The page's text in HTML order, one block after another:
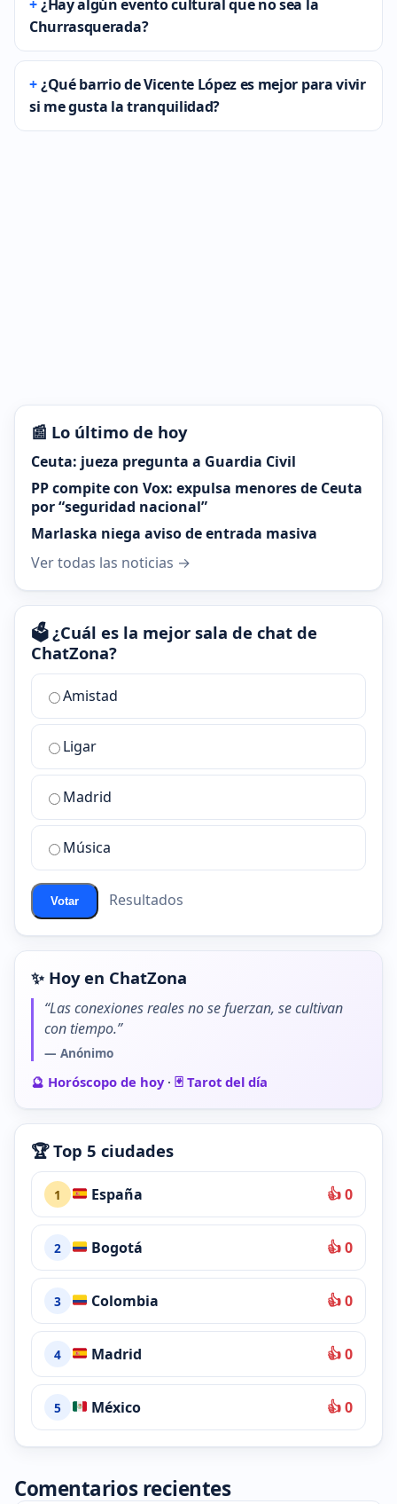
¿Hay algún evento cultural que no sea la
Churrasquerada?
¿Qué barrio de Vicente López es mejor para vivir
si me gusta la tranquilidad?
📰 Lo último de hoy
Ceuta: jueza pregunta a Guardia Civil
PP compite con Vox: expulsa menores de Ceuta
por “seguridad nacional”
Marlaska niega aviso de entrada masiva
Ver todas las noticias →
🗳️ ¿Cuál es la mejor sala de chat de
ChatZona?
¿Cuál
la
mejor
sala
chat
ChatZona?
Amistad
Ligar
Madrid
Música
Votar Resultados
✨ Hoy en ChatZona
“Las conexiones reales no se fuerzan, se cultivan
con tiempo.”
— Anónimo
🔮 Horóscopo de hoy· 🃏 Tarot del día
🏆 Top 5 ciudades
1 España 👍 0
2 Bogotá 👍 0
3 Colombia 👍 0
4 Madrid 👍 0
5 México 👍 0
Comentarios recientes